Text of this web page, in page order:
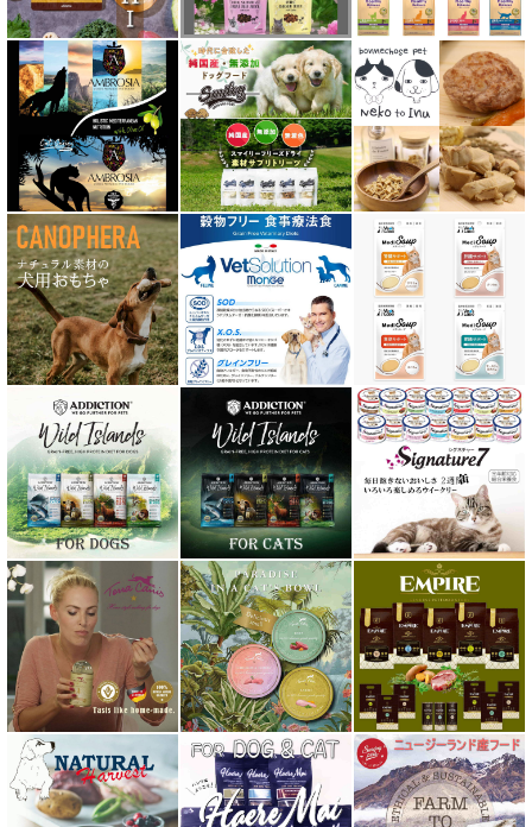
テラフェリス TerraFelis
テラカニス ハーバルヒーローズ
トライバル TRIBAL
ナチュラルコード NATURAL CODE
ナチュラルハーベスト Natural Harvest
Nanki Japan ナンキジャパン
ニュートライプ NUTRIPE
ｐＨ バランス キャット ウォーター
ネイチャーベット NaturVet
バーキングヘッズ BARKING HEADS
ハーロウブレンド Harlow Blend
バイオトロール・バイオフレッシュ Byotrol
バリアサプリ
Haere Mai ハレマエ
阪急ハロードッグ
プロバイオデンタルPet